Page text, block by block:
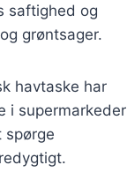
saftighed og
grøntsager.
havtaske har
i supermarkeder
spørge